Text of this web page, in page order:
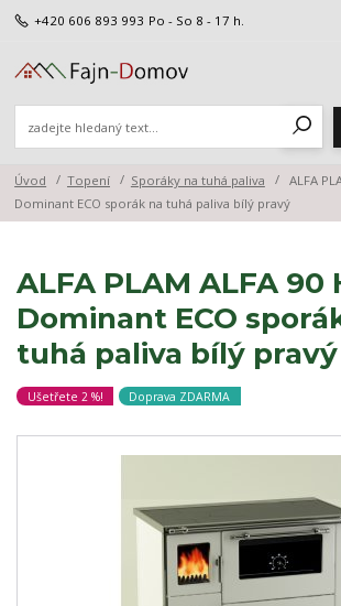
+420 606 893 993 Po - So 8 - 17 h.
Úvod Topení Sporáky na tuhá paliva
ALFA
Dominant ECO sporák na tuhá paliva bílý pravý
ALFA PLAM ALFA 90
Dominant ECO
tuhá paliva bílý pravý
Ušetřete 2 %! Doprava ZDARMA